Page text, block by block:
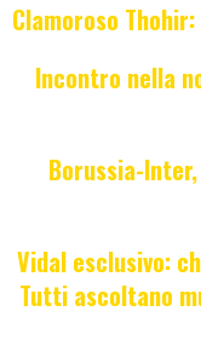
Clamoroso
Incontro nella
Borussia-
Vidal esclusivo:
Tutti ascoltano